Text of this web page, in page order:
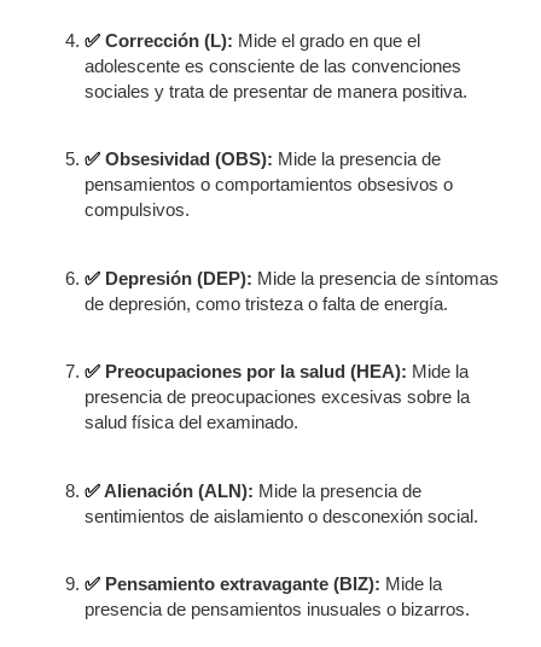
✅ Corrección (L): Mide el grado en que el
adolescente es consciente de las convenciones
sociales y trata de presentar de manera positiva.
✅ Obsesividad (OBS): Mide la presencia de
pensamientos o comportamientos obsesivos o
compulsivos.
✅ Depresión (DEP): Mide la presencia de síntomas
de depresión, como tristeza o falta de energía.
✅ Preocupaciones por la salud (HEA): Mide la
presencia de preocupaciones excesivas sobre la
salud física del examinado.
✅Alienación (ALN): Mide la presencia de
sentimientos de aislamiento o desconexión social.
✅ Pensamiento extravagante (BIZ): Mide la
presencia de pensamientos inusuales o bizarros.